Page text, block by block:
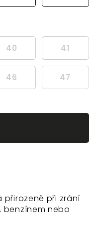
40 41
46 47
přirozeně při zrání
benzínem nebo